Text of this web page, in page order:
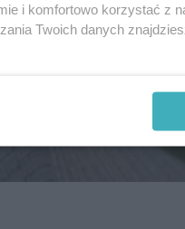
i komfortowo korzystać z
Twoich danych